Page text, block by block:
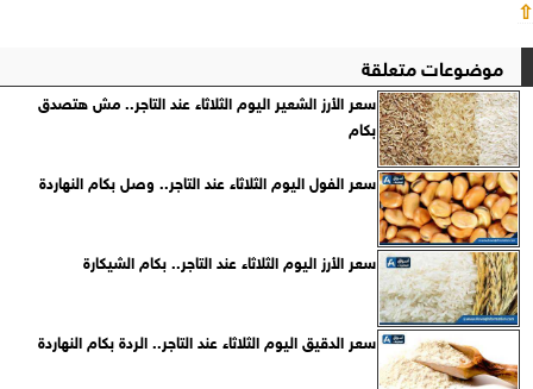
⇧
موضوعات متعلقة
سعر الأرز الشعير اليوم الثلاثاء عند التاجر.. مش هتصدق
بكام
سعر الفول اليوم الثلاثاء عند التاجر.. وصل بكام النهاردة
سعر الأرز اليوم الثلاثاء عند التاجر.. بكام الشيكارة
سعر الدقيق اليوم الثلاثاء عند التاجر.. الردة بكام النهاردة